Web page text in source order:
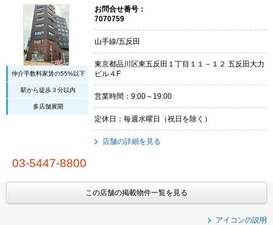
仲介手数料家賃の55%以下
駅から徒歩３分以内
多店舗展開
お問合せ番号：
7070759
山手線/五反田
東京都品川区東五反田１丁目１１－１２ 五反田大力
ビル４F
営業時間：9:00～19:00
定休日：毎週水曜日（祝日を除く）
店舗の詳細を見る
03-5447-8800
この店舗の掲載物件一覧を見る
アイコンの説明